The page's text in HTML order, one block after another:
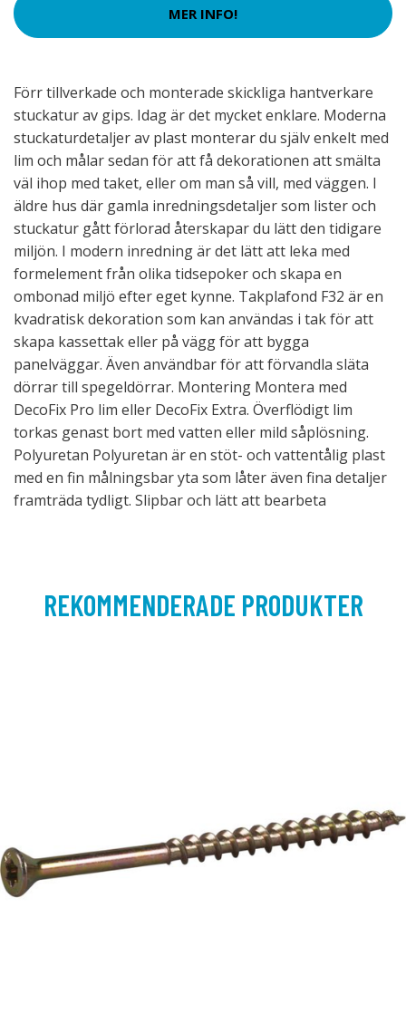
MER INFO!
Förr tillverkade och monterade skickliga hantverkare
stuckatur av gips. Idag är det mycket enklare. Moderna
stuckaturdetaljer av plast monterar du själv enkelt med
lim och målar sedan för att få dekorationen att smälta
väl ihop med taket, eller om man så vill, med väggen. I
äldre hus där gamla inredningsdetaljer som lister och
stuckatur gått förlorad återskapar du lätt den tidigare
miljön. I modern inredning är det lätt att leka med
formelement från olika tidsepoker och skapa en
ombonad miljö efter eget kynne. Takplafond F32 är en
kvadratisk dekoration som kan användas i tak för att
skapa kassettak eller på vägg för att bygga
panelväggar. Även användbar för att förvandla släta
dörrar till spegeldörrar. Montering Montera med
DecoFix Pro lim eller DecoFix Extra. Överflödigt lim
torkas genast bort med vatten eller mild såplösning.
Polyuretan Polyuretan är en stöt- och vattentålig plast
med en fin målningsbar yta som låter även fina detaljer
framträda tydligt. Slipbar och lätt att bearbeta
REKOMMENDERADE PRODUKTER